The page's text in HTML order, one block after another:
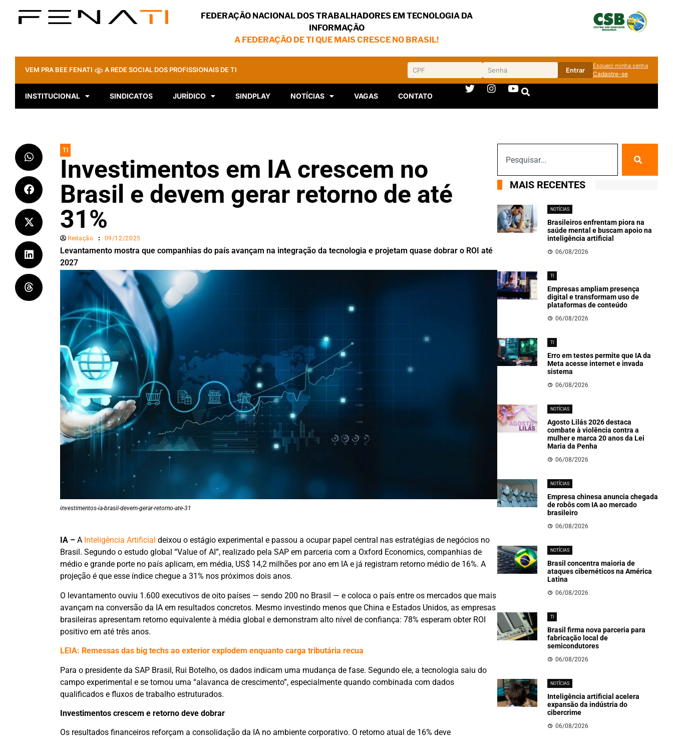
FEDERAÇÃO NACIONAL DOS TRABALHADORES EM TECNOLOGIA DA
INFORMAÇÃO
A FEDERAÇÃO DE TI QUE MAIS CRESCE NO BRASIL!
VEM PRA BEE FENATI A REDE SOCIAL DOS PROFISSIONAIS DE TI Entrar
Esqueci minha senha
Cadastre-se
INSTITUCIONAL SINDICATOS JURÍDICO SINDPLAY NOTÍCIAS VAGAS CONTATO
TI
Investimentos em IA crescem no
Brasil e devem gerar retorno de até
31%
Redação 09/12/2025
Levantamento mostra que companhias do país avançam na integração da tecnologia e projetam quase dobrar o ROI até
2027
investimentos-ia-brasil-devem-gerar-retorno-ate-31
IA –A Inteligência Artificial deixou o estágio experimental e passou a ocupar papel central nas estratégias de negócios no
Brasil. Segundo o estudo global “Value of AI”, realizado pela SAP em parceria com a Oxford Economics, companhias de
médio e grande porte no país aplicam, em média, US$ 14,2 milhões por ano em IA e já registram retorno médio de 16%. A
projeção é que esse índice chegue a 31% nos próximos dois anos.
O levantamento ouviu 1.600 executivos de oito países — sendo 200 no Brasil — e coloca o país entre os mercados que mais
avançam na conversão da IA em resultados concretos. Mesmo investindo menos que China e Estados Unidos, as empresas
brasileiras apresentam retorno equivalente à média global e demonstram alto nível de confiança: 78% esperam obter ROI
positivo em até três anos.
LEIA: Remessas das big techs ao exterior explodem enquanto carga tributária recua
Para o presidente da SAP Brasil, Rui Botelho, os dados indicam uma mudança de fase. Segundo ele, a tecnologia saiu do
campo experimental e se tornou uma “alavanca de crescimento”, especialmente quando combinada com dados
qualificados e fluxos de trabalho estruturados.
Investimentos crescem e retorno deve dobrar
Os resultados financeiros reforçam a consolidação da IA no ambiente corporativo. O retorno atual de 16% deve
MAIS RECENTES
NOTÍCIAS
Brasileiros enfrentam piora na
saúde mental e buscam apoio na
inteligência artificial
06/08/2026
TI
Empresas ampliam presença
digital e transformam uso de
plataformas de conteúdo
06/08/2026
TI
Erro em testes permite que IA da
Meta acesse internet e invada
sistema
06/08/2026
NOTÍCIAS
Agosto Lilás 2026 destaca
combate à violência contra a
mulher e marca 20 anos da Lei
Maria da Penha
06/08/2026
NOTÍCIAS
Empresa chinesa anuncia chegada
de robôs com IA ao mercado
brasileiro
06/08/2026
NOTÍCIAS
Brasil concentra maioria de
ataques cibernéticos na América
Latina
06/08/2026
TI
Brasil firma nova parceria para
fabricação local de
semicondutores
06/08/2026
NOTÍCIAS
Inteligência artificial acelera
expansão da indústria do
cibercrime
06/08/2026